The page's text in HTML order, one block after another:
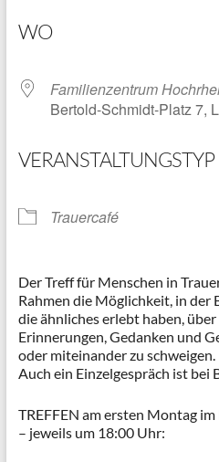
WO
Familienzentrum
Bertold-Schmidt-Platz 7,
VERANSTALTUNGSTYP
Trauercafé
Der Treff für Menschen in
Rahmen die Möglichkeit, in der
die ähnliches erlebt haben,
Erinnerungen, Gedanken und
oder miteinander zu schweigen.
Auch ein Einzelgespräch ist bei
TREFFEN am ersten Montag
– jeweils um 18:00 Uhr: